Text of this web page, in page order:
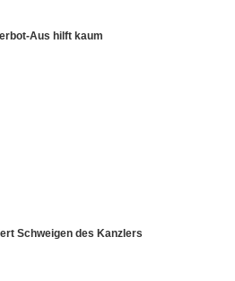
Aus hilft kaum
Schweigen des Kanzlers